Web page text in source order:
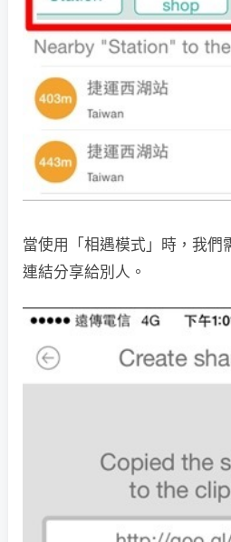
當使用「相遇模式」時，我們
連結分享給別人。